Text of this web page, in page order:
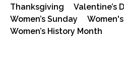
Thanksgiving
Valentine’s
Women’s Sunday
Women’s History Month